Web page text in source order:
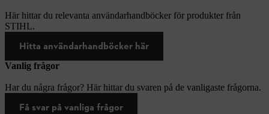
Här hittar du relevanta användarhandböcker för produkter från
STIHL.
Hitta användarhandböcker här
Vanlig frågor
Har du några frågor? Här hittar du svaren på de vanligaste frågorna.
Få svar på vanliga frågor